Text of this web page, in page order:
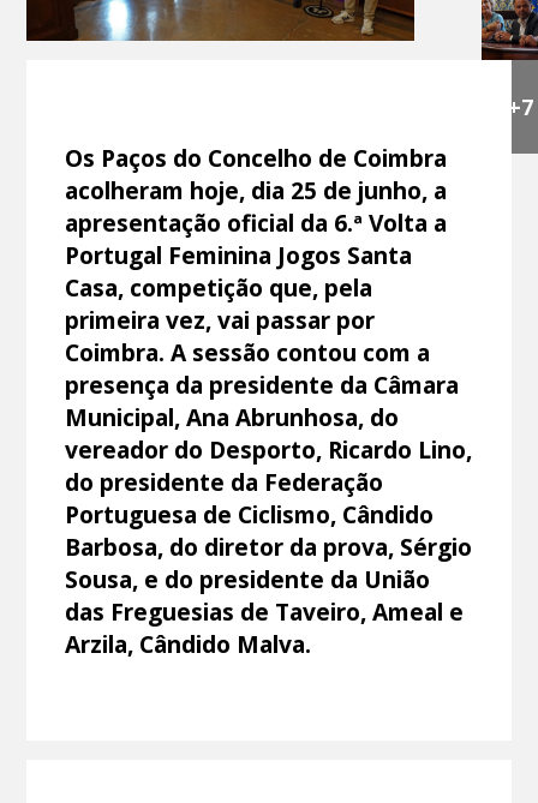
+7
Os Paços do Concelho de Coimbra
acolheram hoje, dia 25 de junho, a
apresentação oficial da 6.ª Volta a
Portugal Feminina Jogos Santa
Casa, competição que, pela
primeira vez, vai passar por
Coimbra. A sessão contou com a
presença da presidente da Câmara
Municipal, Ana Abrunhosa, do
vereador do Desporto, Ricardo Lino,
do presidente da Federação
Portuguesa de Ciclismo, Cândido
Barbosa, do diretor da prova, Sérgio
Sousa, e do presidente da União
das Freguesias de Taveiro, Ameal e
Arzila, Cândido Malva.